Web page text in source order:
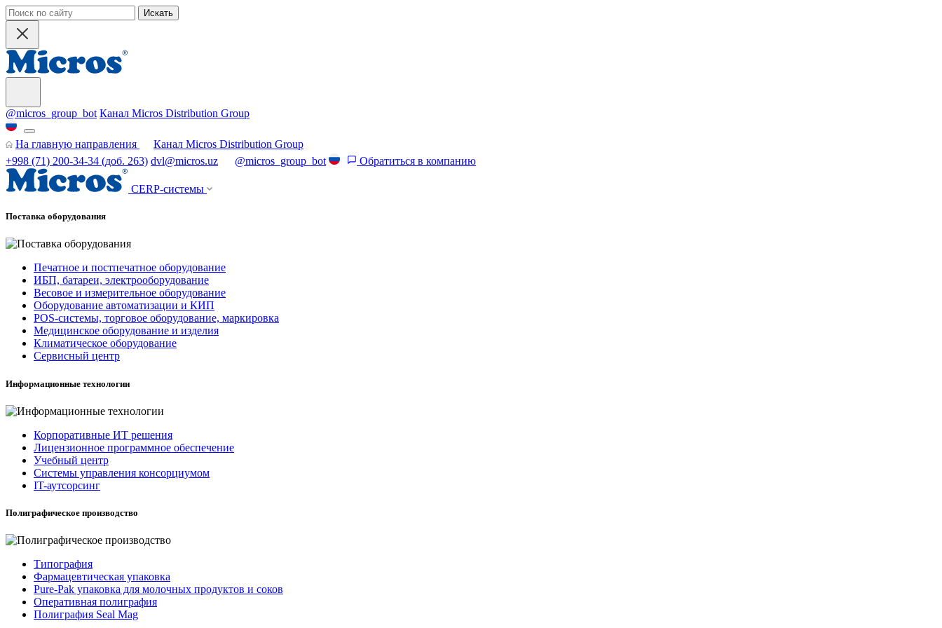
Искать
@micros_group_bot Канал Micros Distribution Group
На главную направления
Канал Micros Distribution Group
+998 (71) 200-34-34 (доб. 263) dvl@micros.uz @micros_group_bot Обратиться в компанию
СERP-системы
Поставка оборудования
Печатное и постпечатное оборудование
ИБП, батареи, электрооборудование
Весовое и измерительное оборудование
Оборудование автоматизации и КИП
POS-системы, торговое оборудование, маркировка
Медицинское оборудование и изделия
Климатическое оборудование
Сервисный центр
Информационные технологии
Корпоративные ИТ решения
Лицензионное программное обеспечение
Учебный центр
Системы управления консорциумом
IT-аутсорсинг
Полиграфическое производство
Типография
Фармацевтическая упаковка
Pure-Pak упаковка для молочных продуктов и соков
Оперативная полиграфия
Полиграфия Seal Mag